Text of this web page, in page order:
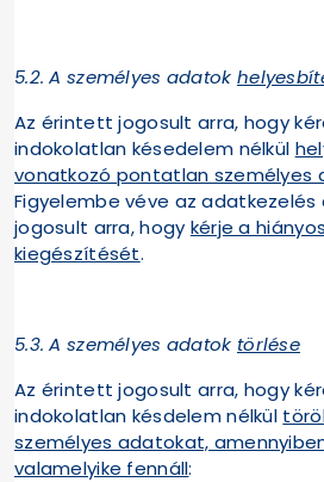
5.2.A személyes adatok
Az érintett jogosult arra, hogy
indokolatlan késedelem nélkül
vonatkozó pontatlan személyes
Figyelembe véve az
jogosult arra, hogy kérje a
kiegészítését.
5.3.A személyes adatok törlése
Az érintett jogosult arra, hogy
indokolatlan késdelem nélkül
személyes adatokat,
valamelyike fennáll: